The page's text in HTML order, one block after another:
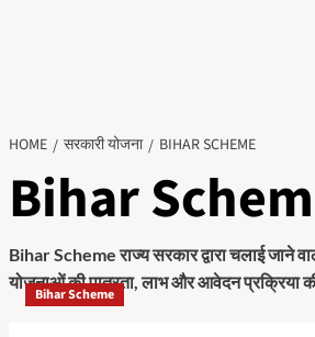
HOME सरकारी योजना BIHAR SCHEME
Bihar
Bihar Scheme राज्य सरकार द्वारा चलाई जाने
योजनाओं की पात्रता, लाभ और आवेदन प्रक्रिया
Bihar Scheme